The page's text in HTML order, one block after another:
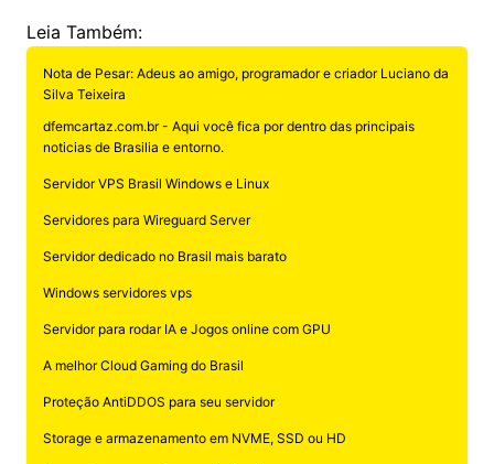
Leia Também:
Nota de Pesar: Adeus ao amigo, programador e criador Luciano da
Silva Teixeira
dfemcartaz.com.br - Aqui você fica por dentro das principais
noticias de Brasilia e entorno.
Servidor VPS Brasil Windows e Linux
Servidores para Wireguard Server
Servidor dedicado no Brasil mais barato
Windows servidores vps
Servidor para rodar IA e Jogos online com GPU
A melhor Cloud Gaming do Brasil
Proteção AntiDDOS para seu servidor
Storage e armazenamento em NVME, SSD ou HD